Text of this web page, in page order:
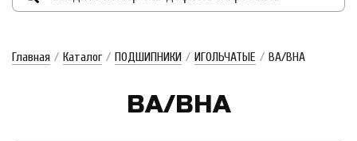
Главная / Каталог / ПОДШИПНИКИ / ИГОЛЬЧАТЫЕ / BA/BHA
BA/BHA